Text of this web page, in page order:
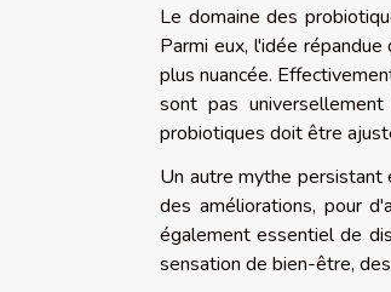
Le domaine des
Parmi eux, l'idée
plus nuancée.
sont pas
probiotiques doit être
Un autre mythe
des améliorations, pour
également essentiel de
sensation de bien-être,